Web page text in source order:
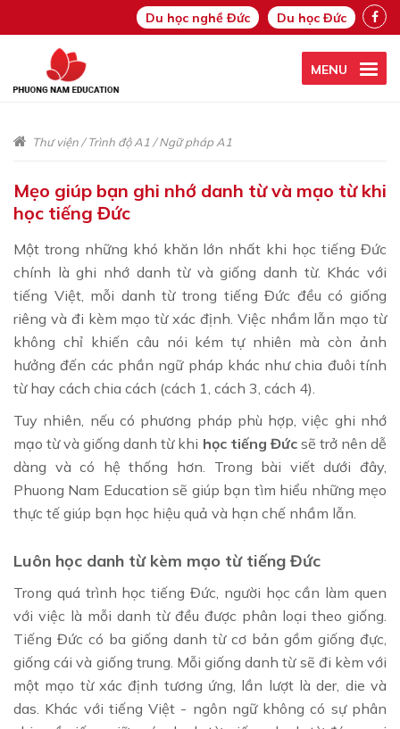
Du học nghề Đức Du học Đức
MENU
Thư viện/Trình độ A1 /Ngữ pháp A1
Mẹo giúp bạn ghi nhớ danh từ và mạo từ khi
học tiếng Đức
Một trong những khó khăn lớn nhất khi học tiếng Đức
chính là ghi nhớ danh từ và giống danh từ. Khác với
tiếng Việt, mỗi danh từ trong tiếng Đức đều có giống
riêng và đi kèm mạo từ xác định. Việc nhầm lẫn mạo từ
không chỉ khiến câu nói kém tự nhiên mà còn ảnh
hưởng đến các phần ngữ pháp khác như chia đuôi tính
từ hay cách chia cách (cách 1, cách 3, cách 4).
Tuy nhiên, nếu có phương pháp phù hợp, việc ghi nhớ
mạo từ và giống danh từ khi học tiếng Đứcsẽ trở nên dễ
dàng và có hệ thống hơn. Trong bài viết dưới đây,
Phuong Nam Education sẽ giúp bạn tìm hiểu những mẹo
thực tế giúp bạn học hiệu quả và hạn chế nhầm lẫn.
Luôn học danh từ kèm mạo từ tiếng Đức
Trong quá trình học tiếng Đức, người học cần làm quen
với việc là mỗi danh từ đều được phân loại theo giống.
Tiếng Đức có ba giống danh từ cơ bản gồm giống đực,
giống cái và giống trung. Mỗi giống danh từ sẽ đi kèm với
một mạo từ xác định tương ứng, lần lượt là der, die và
das. Khác với tiếng Việt - ngôn ngữ không có sự phân